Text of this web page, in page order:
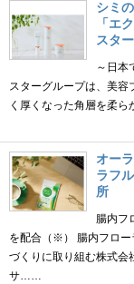
シミ
「エ
スタ
～日本
スターグループは、美容
く厚くなった角層を柔
オー
ラフ
所
腸内フ
を配合（※） 腸内フロ
づくりに取り組む株式会
サ……